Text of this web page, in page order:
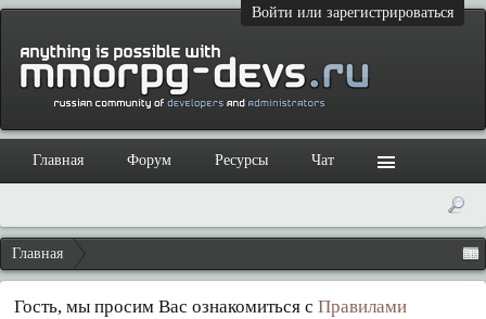
Войти или зарегистрироваться
Главная
Гость, мы просим Вас ознакомиться с Правилами
Главная Форум Ресурсы Чат